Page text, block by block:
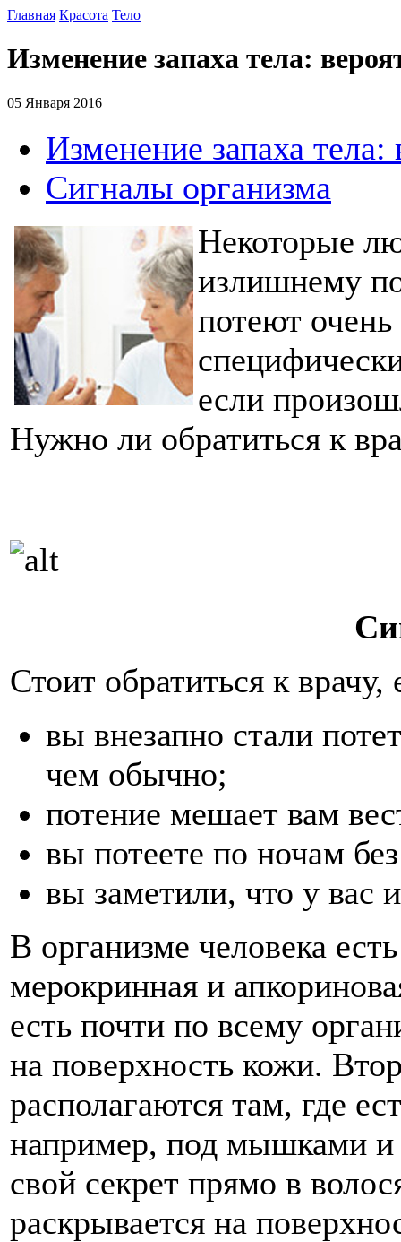
Главная Красота Тело
Изменение запаха тела:
05 Января 2016
Изменение запаха
Сигналы организма
Некоторые
излишнему
потеют
если
Нужно ли обратиться к
Стоит обратиться к врачу,
вы внезапно стали
чем обычно;
потение мешает вам
вы потеете по ночам
вы заметили, что у вас
В организме человека
мерокринная и
есть почти по всему
на поверхность кожи.
располагаются там, где
например, под мышками и
свой секрет прямо в
раскрывается на